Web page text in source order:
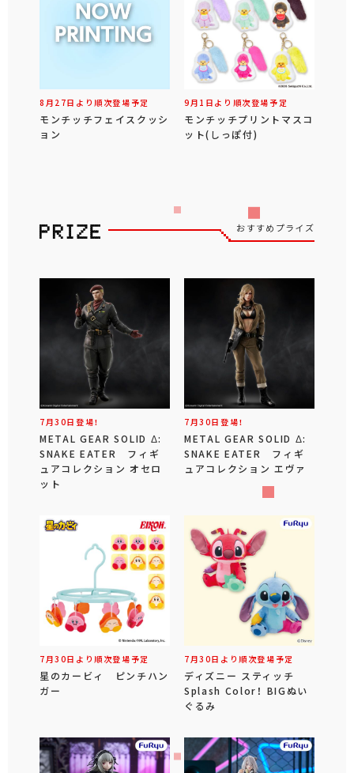
8月27日より順次登場予定
モンチッチフェイスクッシ
ョン
9月1日より順次登場予定
モンチッチプリントマスコ
ット(しっぽ付)
おすすめプライズ
7月30日登場！
METAL GEAR SOLID Δ:
SNAKE EATER フィギ
ュアコレクション オセロ
ット
7月30日登場！
METAL GEAR SOLID Δ:
SNAKE EATER フィギ
ュアコレクション エヴァ
7月30日より順次登場予定
星のカービィ ピンチハン
ガー
7月30日より順次登場予定
ディズニー スティッチ
Splash Color！ BIGぬい
ぐるみ